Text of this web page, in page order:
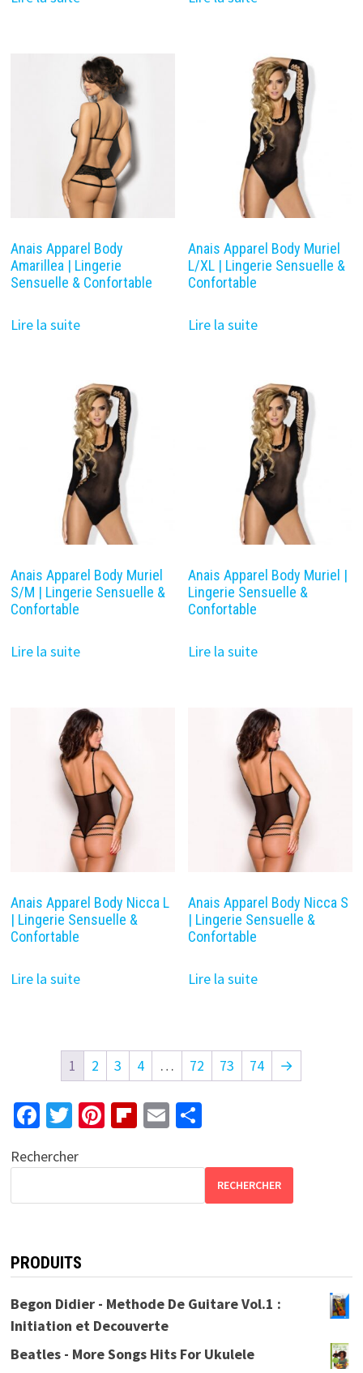
Anais Apparel Body
Amarillea | Lingerie
Sensuelle & Confortable
Lire la suite
Anais Apparel Body Muriel
L/XL | Lingerie Sensuelle &
Confortable
Lire la suite
Anais Apparel Body Muriel
S/M | Lingerie Sensuelle &
Confortable
Lire la suite
Anais Apparel Body Muriel |
Lingerie Sensuelle &
Confortable
Lire la suite
Anais Apparel Body Nicca L
| Lingerie Sensuelle &
Confortable
Lire la suite
Anais Apparel Body Nicca S
| Lingerie Sensuelle &
Confortable
Lire la suite
1 2 3 4 … 72 73 74 →
Fa
b
T
tt
Pi
er
Fl
b
E
ai
P
ta
ge
Rechercher
RECHERCHER
PRODUITS
Begon Didier - Methode De Guitare Vol.1 :
Initiation et Decouverte
Beatles - More Songs Hits For Ukulele